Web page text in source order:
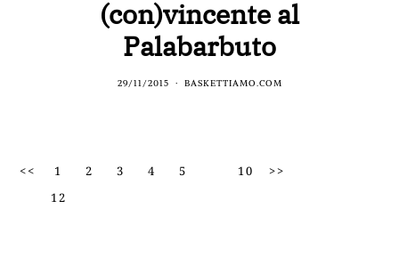
(con)vincente al
Palabarbuto
29/11/2015 BASKETTIAMO.COM
<< 1 2 3 4 5 10
>>
12